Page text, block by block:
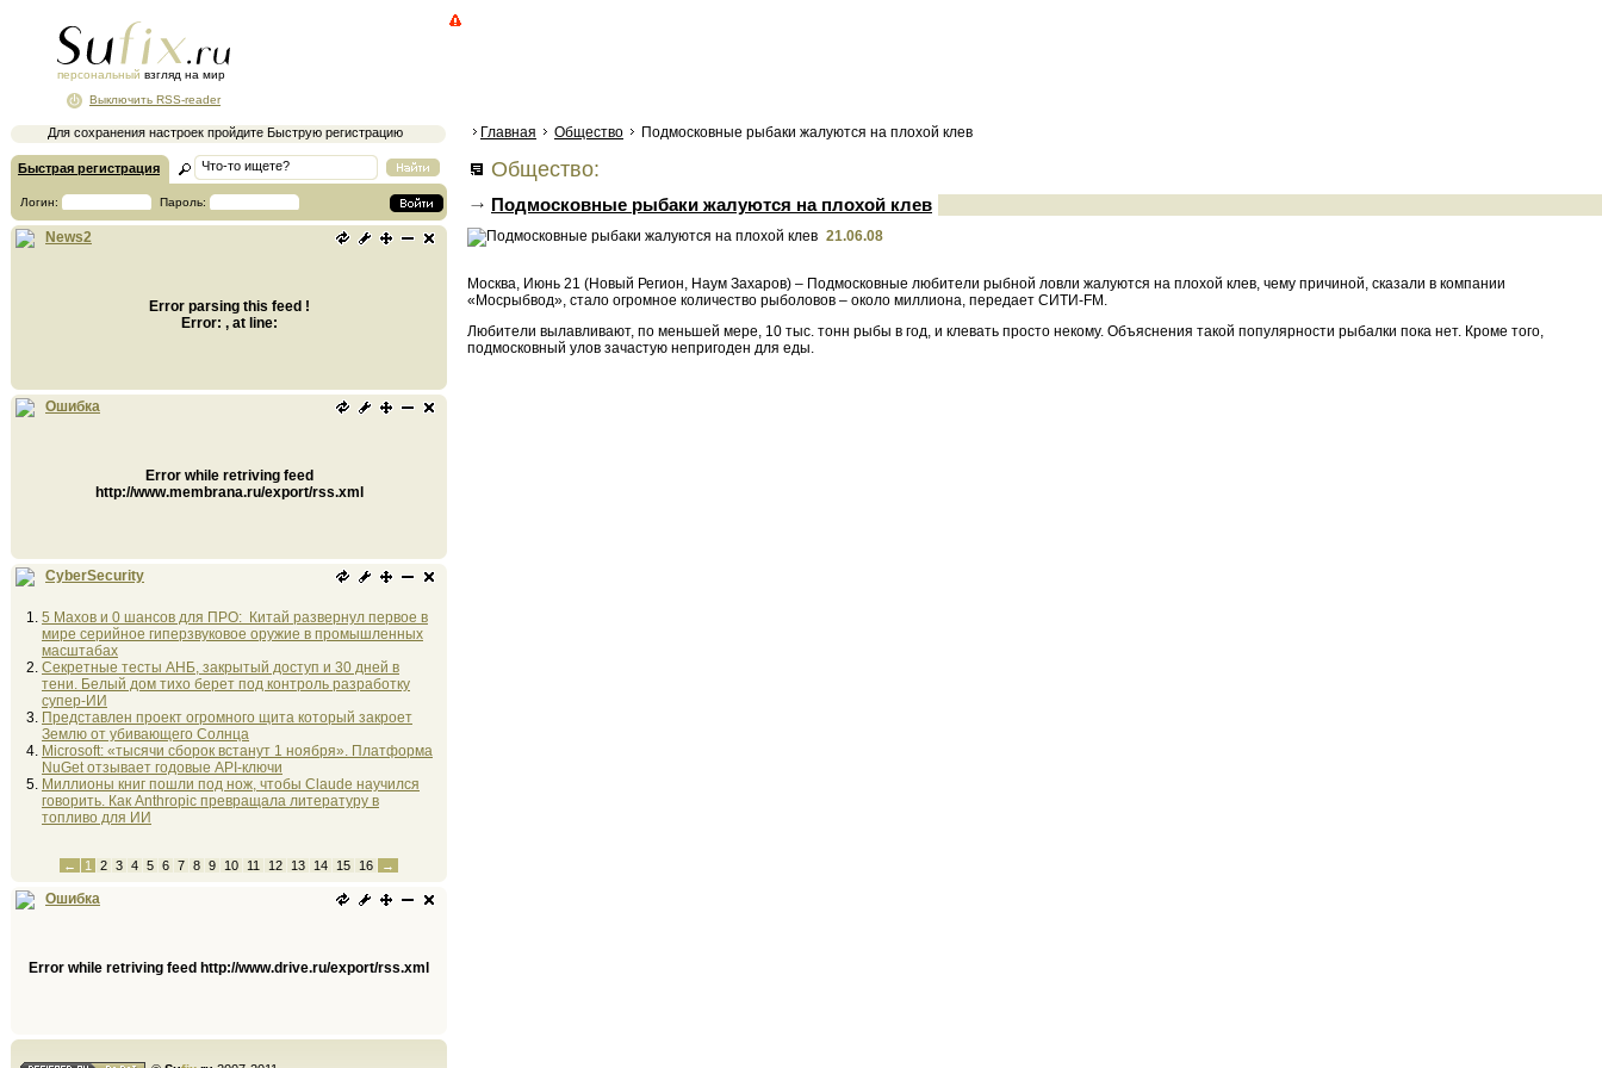
персональный взгляд на мир
Для сохранения настроек пройдите Быструю регистрацию
Выключить RSS-reader
Быстрая регистрация
Логин: Пароль:
News2
Error parsing this feed !
Error: , at line:
Ошибка
Error while retriving feed
http://www.membrana.ru/export/rss.xml
CyberSecurity
5 Махов и 0 шансов для ПРО: Китай развернул первое в
мире серийное гиперзвуковое оружие в промышленных
масштабах
Секретные тесты АНБ, закрытый доступ и 30 дней в
тени. Белый дом тихо берет под контроль разработку
супер-ИИ
Представлен проект огромного щита который закроет
Землю от убивающего Солнца
Microsoft: «тысячи сборок встанут 1 ноября». Платформа
NuGet отзывает годовые API-ключи
Миллионы книг пошли под нож, чтобы Claude научился
говорить. Как Anthropic превращала литературу в
топливо для ИИ
← 1 2 3 4 5 6 7 8 9 10 11 12 13 14 15 16 →
Ошибка
Error while retriving feed http://www.drive.ru/export/rss.xml
Главная Общество Подмосковные рыбаки жалуются на плохой клев
Общество:
Подмосковные рыбаки жалуются на плохой клев
21.06.08
Москва, Июнь 21 (Новый Регион, Наум Захаров) – Подмосковные любители рыбной ловли жалуются на плохой клев, чему причиной, сказали в компании
«Мосрыбвод», стало огромное количество рыболовов – около миллиона, передает СИТИ-FM.
Любители вылавливают, по меньшей мере, 10 тыс. тонн рыбы в год, и клевать просто некому. Объяснения такой популярности рыбалки пока нет. Кроме того,
подмосковный улов зачастую непригоден для еды.